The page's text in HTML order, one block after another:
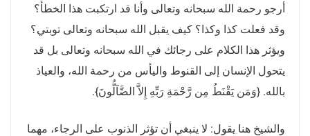
أرجو رحمة الله سبحانه وتعالى وأنا قد ارتكبت هذا الخطأ؟
وقد فعلت كذا وكذا؟ كيف يقبل الله سبحانه وتعالى توبتي؟
ويؤثر هذا الكلام على رجائك في الله سبحانه وتعالى بل قد
يتحول الإنسان إلى القنوط واليأس من رحمة الله، والعياذ
بالله. {وَمَن يَقْنَطُ مِن رَّحْمَةِ رَبِّهِ إِلاَّ الضَّآلُّونَ}.
والشيخ هنا يقول: لا ينبغي أن تؤثر الذنوب على الرجاء، مهما